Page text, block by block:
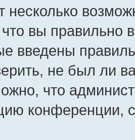
несколько
вы правильно
введены
не был ли
что
конференции,